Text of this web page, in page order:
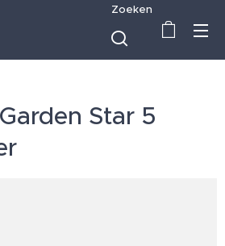
Zoeken
Star 5